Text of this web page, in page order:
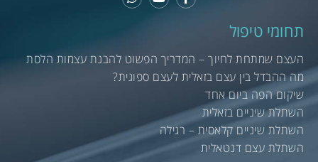
תחומי טיפול
העצם שמתחת לחיוך – המדריך הפשוט להבנת עצמות הלסת
מה ההבדל בין עצם בזאלית לעצם ספוגית?
שיקום הפה ביום אחד
השתלת שיניים בזאלית
השתלת שיניים קלאסית – רגילה
השתלת עצם דנטאלית